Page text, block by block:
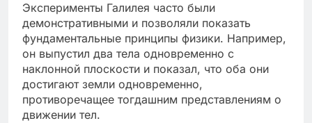
Эксперименты Галилея часто были
демонстративными и позволяли показать
фундаментальные принципы физики. Например,
он выпустил два тела одновременно с
наклонной плоскости и показал, что оба они
достигают земли одновременно,
противоречащее тогдашним представлениям о
движении тел.